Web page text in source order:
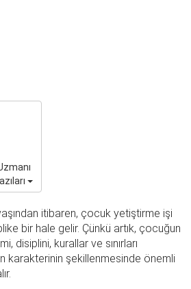
itibaren, çocuk yetiştirme işi
bir hale gelir. Çünkü artık, çocuğun
disiplini, kurallar ve sınırları
karakterinin şekillenmesinde önemli